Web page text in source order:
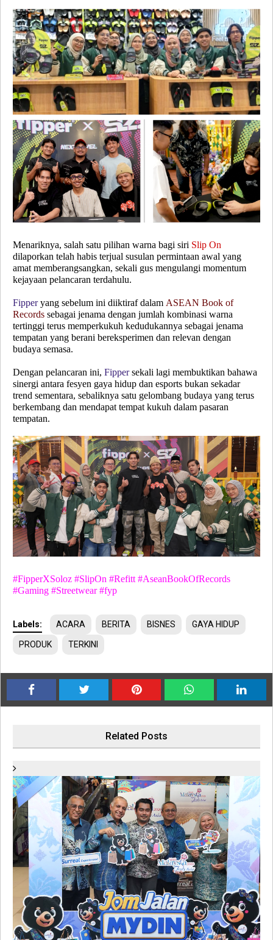
Menariknya, salah satu pilihan warna bagi siri Slip On
dilaporkan telah habis terjual susulan permintaan awal yang
amat memberangsangkan, sekali gus mengulangi momentum
kejayaan pelancaran terdahulu.
Fipperyang sebelum ini diiktiraf dalam ASEAN Book of
Records sebagai jenama dengan jumlah kombinasi warna
tertinggi terus memperkukuh kedudukannya sebagai jenama
tempatan yang berani bereksperimen dan relevan dengan
budaya semasa.
Dengan pelancaran ini, Fipper sekali lagi membuktikan bahawa
sinergi antara fesyen gaya hidup dan esports bukan sekadar
trend sementara, sebaliknya satu gelombang budaya yang terus
berkembang dan mendapat tempat kukuh dalam pasaran
tempatan.
#FipperXSoloz #SlipOn #Refitt #AseanBookOfRecords
#Gaming #Streetwear #fyp
Labels: ACARA BERITA BISNES GAYA HIDUP
PRODUK TERKINI
Related Posts